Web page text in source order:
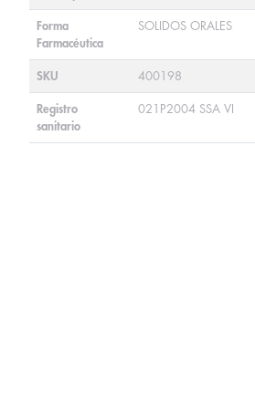
Forma
Farmacéutica
SOLIDOS ORALES
SKU 400198
Registro
sanitario
021P2004 SSA VI